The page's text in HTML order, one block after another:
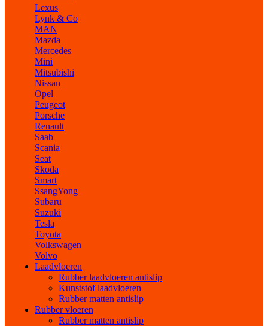
Lexus
Lynk & Co
MAN
Mazda
Mercedes
Mini
Mitsubishi
Nissan
Opel
Peugeot
Porsche
Renault
Saab
Scania
Seat
Skoda
Smart
SsangYong
Subaru
Suzuki
Tesla
Toyota
Volkswagen
Volvo
Laadvloeren
Rubber laadvloeren antislip
Kunststof laadvloeren
Rubber matten antislip
Rubber vloeren
Rubber matten antislip